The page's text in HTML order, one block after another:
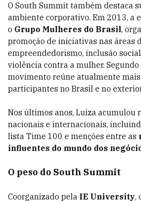
O South Summit também destaca
ambiente corporativo. Em 2013, a
o Grupo Mulheres do Brasil,
promoção de iniciativas nas áreas
empreendedorismo, inclusão
violência contra a mulher.
movimento reúne atualmente
participantes no Brasil e no
Nos últimos anos, Luiza acumulou
nacionais e internacionais,
lista Time 100 e menções entre as
influentes do mundo dos
O peso do South Summit
Coorganizado pela IE University,